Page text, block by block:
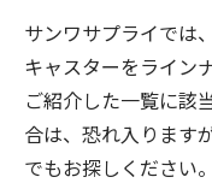
サンワサプライでは
キャスターをライン
ご紹介した一覧に該
合は、恐れ入ります
でもお探しください。